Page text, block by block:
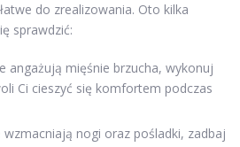
do zrealizowania. Oto kilka
sprawdzić:
angażują mięśnie brzucha, wykonuj
Ci cieszyć się komfortem podczas
wzmacniają nogi oraz pośladki, zadbaj